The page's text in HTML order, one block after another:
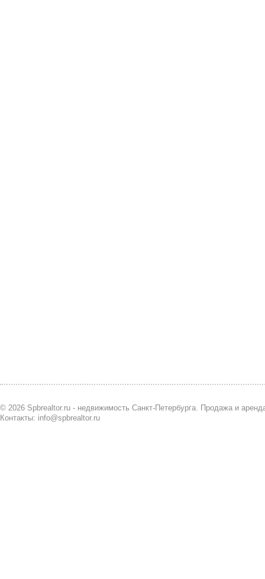
© 2026 Spbrealtor.ru - недвижимость Санкт-Петербурга. Продажа и
Контакты: info@spbrealtor.ru